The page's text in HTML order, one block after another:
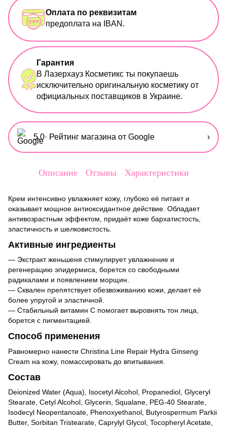
Оплата по реквизитам
предоплата на IBAN.
Гарантия
В Лазерхауз Косметикс ты покупаешь
исключительно оригинальную косметику от
официальных поставщиков в Украине.
5,0· Рейтинг магазина от Google ›
Описание Отзывы Характеристики
Крем интенсивно увлажняет кожу, глубоко её питает и
оказывает мощное антиоксидантное действие. Обладает
антивозрастным эффектом, придаёт коже бархатистость,
эластичность и шелковистость.
Активные ингредиенты
— Экстракт женьшеня стимулирует увлажнение и
регенерацию эпидермиса, борется со свободными
радикалами и появлением морщин.
— Сквален препятствует обезвоживанию кожи, делает её
более упругой и эластичной.
— Стабильный витамин С помогает выровнять тон лица,
борется с пигментацией.
Способ применения
Равномерно нанести Christina Line Repair Hydra Ginseng
Cream на кожу, помассировать до впитывания.
Состав
Deionized Water (Aqua), Isocetyl Alcohol, Propanediol, Glyceryl
Stearate, Cetyl Alcohol, Glycerin, Squalane, PEG-40 Stearate,
Isodecyl Neopentanoate, Phenoxyethanol, Butyrospermum Parkii
Butter, Sorbitan Tristearate, Caprylyl Glycol, Tocopheryl Acetate,